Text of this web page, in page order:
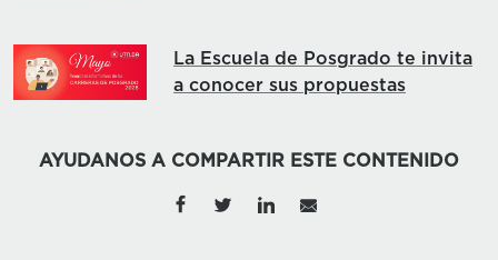
La Escuela de Posgrado te invita
a conocer sus propuestas
AYUDANOS A COMPARTIR ESTE CONTENIDO